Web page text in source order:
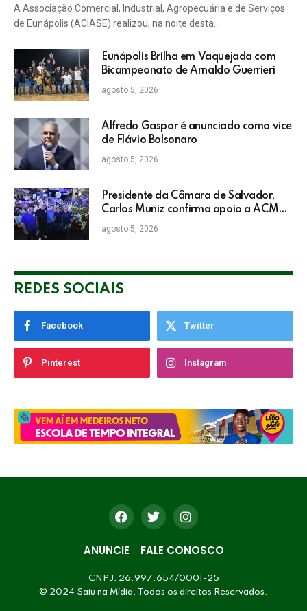
A Associação Comercial, Industrial, Agropecuária e de Serviços
de Eunápolis (ACIASE) realizou, na noite desta…
Eunápolis Brilha em Vaquejada com
Bicampeonato de Arnaldo Guerrieri
agosto 5, 2026
Alfredo Gaspar é anunciado como vice
de Flávio Bolsonaro
agosto 5, 2026
Presidente da Câmara de Salvador,
Carlos Muniz confirma apoio a ACM
Neto: “Irei lutar voto a voto na sua
campanha”
agosto 5, 2026
REDES SOCIAIS
Facebook Twitter
Pinterest Instagram
ANUNCIE FALE CONOSCO
CNPJ: 26.997.654/0001-25
© 2024 Saiu na Mídia. Todos os direitos Reservados.